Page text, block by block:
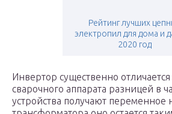
Рейтинг лучших
электропил для дома и
2020 год
Инвертор существенно
сварочного аппарата разницей в
устройства получают переменное